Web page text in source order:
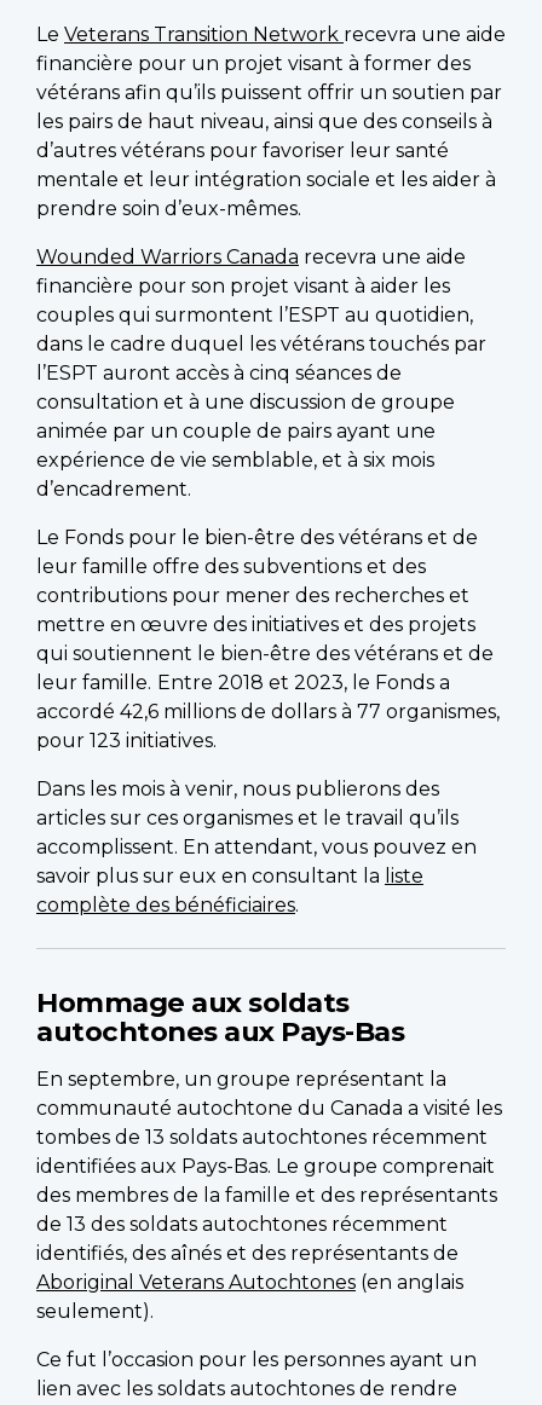
Le Veterans Transition Network recevra une aide
financière pour un projet visant à former des
vétérans afin qu’ils puissent offrir un soutien par
les pairs de haut niveau, ainsi que des conseils à
d’autres vétérans pour favoriser leur santé
mentale et leur intégration sociale et les aider à
prendre soin d’eux-mêmes.
Wounded Warriors Canada recevra une aide
financière pour son projet visant à aider les
couples qui surmontent l’ESPT au quotidien,
dans le cadre duquel les vétérans touchés par
l’ESPT auront accès à cinq séances de
consultation et à une discussion de groupe
animée par un couple de pairs ayant une
expérience de vie semblable, et à six mois
d’encadrement.
Le Fonds pour le bien-être des vétérans et de
leur famille offre des subventions et des
contributions pour mener des recherches et
mettre en œuvre des initiatives et des projets
qui soutiennent le bien-être des vétérans et de
leur famille. Entre 2018 et 2023, le Fonds a
accordé 42,6 millions de dollars à 77 organismes,
pour 123 initiatives.
Dans les mois à venir, nous publierons des
articles sur ces organismes et le travail qu’ils
accomplissent. En attendant, vous pouvez en
savoir plus sur eux en consultant la liste
complète des bénéficiaires.
Hommage aux soldats
autochtones aux Pays-Bas
En septembre, un groupe représentant la
communauté autochtone du Canada a visité les
tombes de 13 soldats autochtones récemment
identifiées aux Pays-Bas. Le groupe comprenait
des membres de la famille et des représentants
de 13 des soldats autochtones récemment
identifiés, des aînés et des représentants de
Aboriginal Veterans Autochtones (en anglais
seulement).
Ce fut l’occasion pour les personnes ayant un
lien avec les soldats autochtones de rendre